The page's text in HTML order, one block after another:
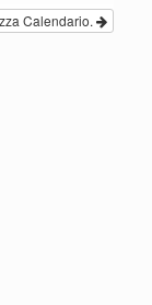
Calendario.